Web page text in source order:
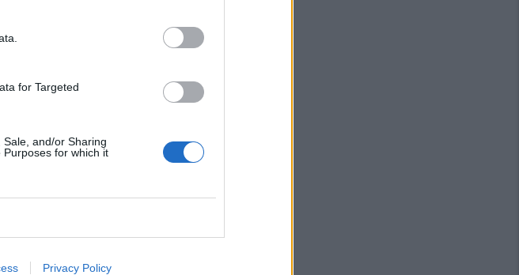
for Targeted
and/or Sharing
for which it
Privacy Policy
Buddusò